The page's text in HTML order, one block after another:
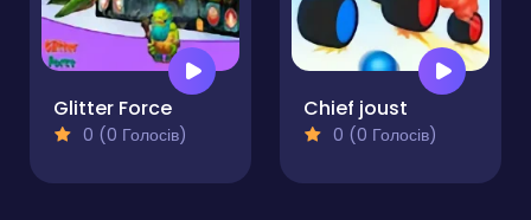
Glitter Force
0 (0 Голосів)
Chief joust
0 (0 Голосів)